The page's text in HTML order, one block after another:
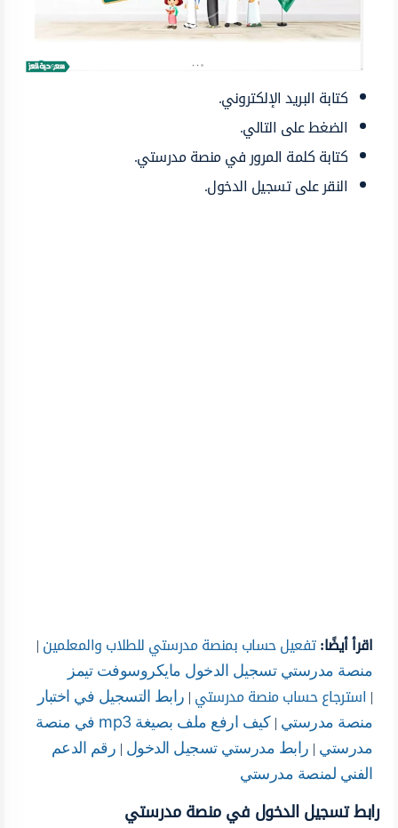
كتابة البريد الإلكتروني.
الضغط على التالي.
كتابة كلمة المرور في منصة مدرستي.
النقر على تسجيل الدخول.
اقرأ أيضًا:تفعيل حساب بمنصة مدرستي للطلاب والمعلمين|
منصة مدرستي تسجيل الدخول مايكروسوفت تيمز
| استرجاع حساب منصة مدرستي| رابط التسجيل في اختبار
منصة مدرستي |
كيف ارفع ملف بصيغة mp3 في منصة
مدرستي | رابط مدرستي تسجيل الدخول | رقم الدعم
الفني لمنصة مدرستي
رابط تسجيل الدخول في منصة مدرستي